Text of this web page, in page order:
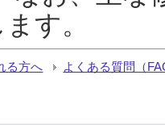
す。
る方へ よくある質問（